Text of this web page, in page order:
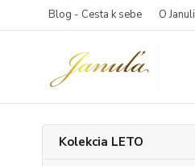
Blog - Cesta k sebe O Januli
Kolekcia LETO